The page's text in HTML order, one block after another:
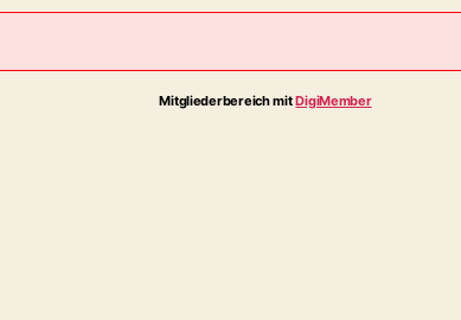
Mitgliederbereich mitDigiMember